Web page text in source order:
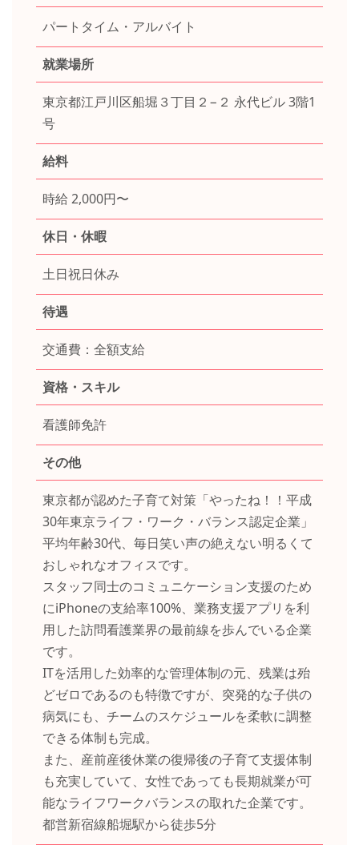
パートタイム・アルバイト
就業場所
東京都江戸川区船堀３丁目２−２ 永代ビル 3階1
号
給料
時給 2,000円〜
休日・休暇
土日祝日休み
待遇
交通費：全額支給
資格・スキル
看護師免許
その他
東京都が認めた子育て対策「やったね！！平成
30年東京ライフ・ワーク・バランス認定企業」
平均年齢30代、毎日笑い声の絶えない明るくて
おしゃれなオフィスです。
スタッフ同士のコミュニケーション支援のため
にiPhoneの支給率100%、業務支援アプリを利
用した訪問看護業界の最前線を歩んでいる企業
です。
ITを活用した効率的な管理体制の元、残業は殆
どゼロであるのも特徴ですが、突発的な子供の
病気にも、チームのスケジュールを柔軟に調整
できる体制も完成。
また、産前産後休業の復帰後の子育て支援体制
も充実していて、女性であっても長期就業が可
能なライフワークバランスの取れた企業です。
都営新宿線船堀駅から徒歩5分